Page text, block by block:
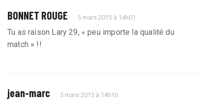
BONNET ROUGE 5 mars 2015 à 14h01
Tu as raison Lary 29, « peu importe la qualité du
match » !!
jean-marc 5 mars 2015 à 14h10